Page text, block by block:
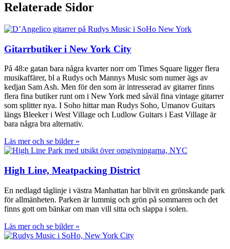
Relaterade Sidor
Gitarrbutiker i New York City
På 48:e gatan bara några kvarter norr om Times Square ligger flera
musikaffärer, bl a Rudys och Mannys Music som numer ägs av
kedjan Sam Ash. Men för den som är intresserad av gitarrer finns
flera fina butiker runt om i New York med såväl fina vintage gitarrer
som splitter nya. I Soho hittar man Rudys Soho, Umanov Guitars
längs Bleeker i West Village och Ludlow Guitars i East Village är
bara några bra alternativ.
Läs mer och se bilder »
High Line, Meatpacking District
En nedlagd tåglinje i västra Manhattan har blivit en grönskande park
för allmänheten. Parken är lummig och grön på sommaren och det
finns gott om bänkar om man vill sitta och slappa i solen.
Läs mer och se bilder »